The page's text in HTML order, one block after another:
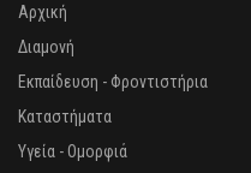
Αρχική
Διαμονή
Εκπαίδευση - Φροντιστήρια
Καταστήματα
Υγεία - Ομορφιά